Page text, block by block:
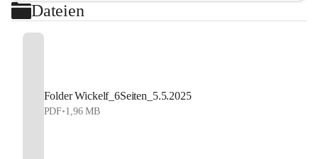
Dateien
Folder Wickelf_6Seiten_5.5.2025
PDF•1,96 MB